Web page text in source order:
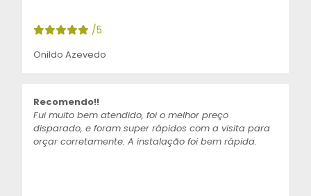
/5
Onildo Azevedo
Recomendo!!
Fui muito bem atendido, foi o melhor preço
disparado, e foram super rápidos com a visita para
orçar corretamente. A instalação foi bem rápida.